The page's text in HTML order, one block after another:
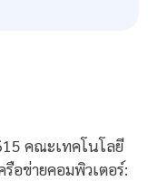
คณะเทคโนโลยี
อข่ายคอมพิวเตอร์: